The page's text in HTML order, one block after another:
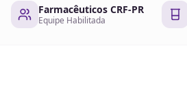
Farmacêuticos CRF-PR
Equipe Habilitada